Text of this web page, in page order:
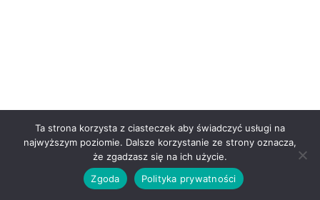
0
Ta strona korzysta z ciasteczek aby świadczyć usługi na
najwyższym poziomie. Dalsze korzystanie ze strony oznacza,
że zgadzasz się na ich użycie.
Zgoda
Polityka prywatności